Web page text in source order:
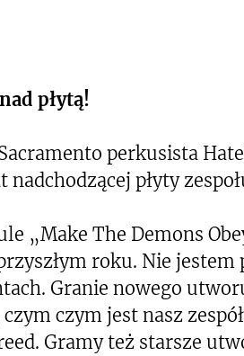
płytą!
perkusista
płyty
„Make The Demons
roku. Nie jestem
Granie nowego
czym jest nasz
Gramy też starsze